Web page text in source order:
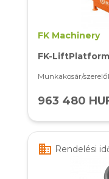
FK Machinery
FK-
Munkakosár/
963 480
business Rendelési